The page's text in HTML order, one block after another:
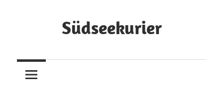
Südseekurier
Zeitung
und